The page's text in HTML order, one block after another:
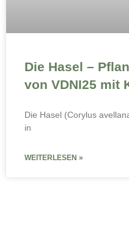
Die Hasel –
von VDNI25 mit
Die Hasel (Corylus
in
WEITERLESEN »